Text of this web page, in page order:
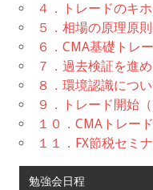
４．トレードのキ
５．相場の原理原
６．CMA基礎トレ
７．過去検証を進
８．環境認識につ
９．トレード開始
１０．CMAトレー
１１．FX節税セミ
勉強会日程